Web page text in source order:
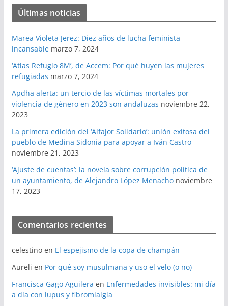
Últimas noticias
Marea Violeta Jerez: Diez años de lucha feminista
incansable marzo 7, 2024
‘Atlas Refugio 8M’, de Accem: Por qué huyen las mujeres
refugiadas marzo 7, 2024
Apdha alerta: un tercio de las víctimas mortales por
violencia de género en 2023 son andaluzas noviembre 22,
2023
La primera edición del ‘Alfajor Solidario’: unión exitosa del
pueblo de Medina Sidonia para apoyar a Iván Castro
noviembre 21, 2023
‘Ajuste de cuentas’: la novela sobre corrupción política de
un ayuntamiento, de Alejandro López Menacho noviembre
17, 2023
Comentarios recientes
celestinoen El espejismo de la copa de champán
Aureli en Por qué soy musulmana y uso el velo (o no)
Francisca Gago Aguilera en Enfermedades invisibles: mi día
a día con lupus y fibromialgia